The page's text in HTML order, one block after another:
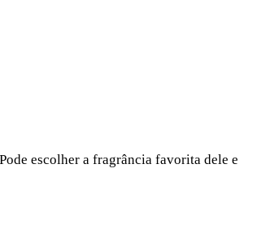
escolher a fragrância favorita dele e